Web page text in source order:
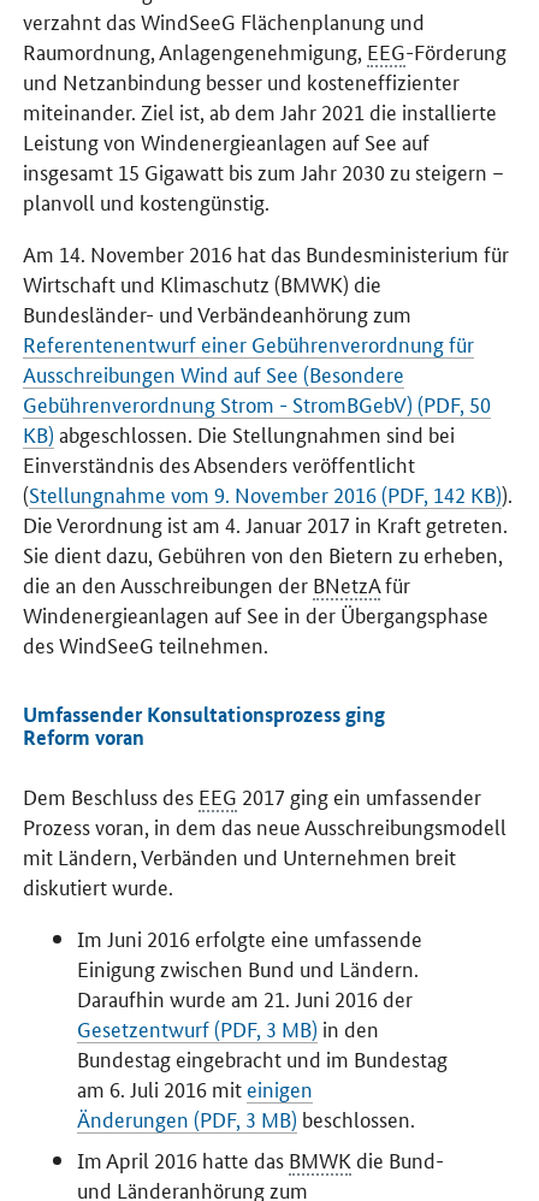
verzahnt das WindSeeG Flächenplanung und
Raumordnung, Anlagengenehmigung, EEG-Förderung
und Netzanbindung besser und kosteneffizienter
miteinander. Ziel ist, ab dem Jahr 2021 die installierte
Leistung von Windenergieanlagen auf See auf
insgesamt 15 Gigawatt bis zum Jahr 2030 zu steigern –
planvoll und kostengünstig.
Am 14. November 2016 hat das Bundesministerium für
Wirtschaft und Klimaschutz (BMWK) die
Bundesländer- und Verbändeanhörung zum
Referentenentwurf einer Gebührenverordnung für
Ausschreibungen Wind auf See (Besondere
Gebührenverordnung Strom - StromBGebV) (PDF, 50
KB) abgeschlossen. Die Stellungnahmen sind bei
Einverständnis des Absenders veröffentlicht
(Stellungnahme vom 9. November 2016 (PDF, 142 KB)).
Die Verordnung ist am 4. Januar 2017 in Kraft getreten.
Sie dient dazu, Gebühren von den Bietern zu erheben,
die an den Ausschreibungen der BNetzAfür
Windenergieanlagen auf See in der Übergangsphase
des WindSeeG teilnehmen.
Umfassender Konsultationsprozess ging
Reform voran
Dem Beschluss des EEG 2017 ging ein umfassender
Prozess voran, in dem das neue Ausschreibungsmodell
mit Ländern, Verbänden und Unternehmen breit
diskutiert wurde.
Im Juni 2016 erfolgte eine umfassende
Einigung zwischen Bund und Ländern.
Daraufhin wurde am 21. Juni 2016 der
Gesetzentwurf (PDF, 3 MB) in den
Bundestag eingebracht und im Bundestag
am 6. Juli 2016 mit einigen
Änderungen (PDF, 3 MB) beschlossen.
Im April 2016 hatte das BMWK die Bund-
und Länderanhörung zum